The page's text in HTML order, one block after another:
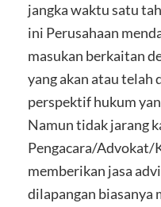
jangka waktu satu
ini Perusahaan
masukan berkaitan
yang akan atau telah
perspektif hukum
Namun tidak jarang
Pengacara/Advokat/
memberikan jasa
dilapangan biasanya